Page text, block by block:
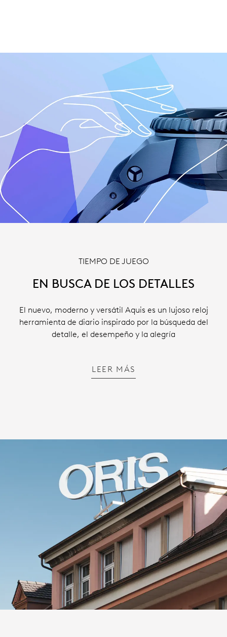
TIEMPO DE JUEGO
EN BUSCA DE LOS DETALLES
El nuevo, moderno y versátil Aquis es un lujoso reloj
herramienta de diario inspirado por la búsqueda del
detalle, el desempeño y la alegría
LEER MÁS